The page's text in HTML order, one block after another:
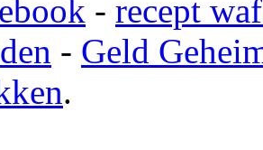
- recept
- Geld
.